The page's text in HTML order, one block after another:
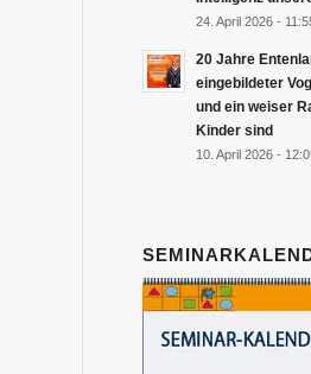
24. April 2026 -
20 Jahre
eingebildeter
und ein weiser
Kinder sind
10. April 2026 -